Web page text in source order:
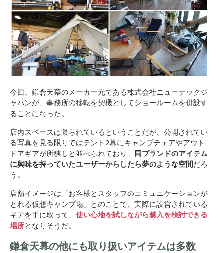
今回、鎌倉天幕のメーカー元である株式会社ニューテックジ
ャパンが、 事務所の移転を契機としてショールームを併設す
ることになった。
店内スペースは限られているということだが、公開されてい
る写真を見る限りではテント2幕にキャンプチェアやアウト
ドアギアが所狭しと並べられており、 同ブランドのアイテム
に興味を持っていたユーザーからしたら夢のような空間だろ
う。
店舗イメージは「お客様とスタッフのコミュニケーションが
とれる仮想キャンプ場」とのことで、実際に設営されている
ギアを手に取って、 使い心地を試しながら購入を検討できる
場所となりそうだ。
鎌倉天幕の他にも取り扱いアイテムは多数